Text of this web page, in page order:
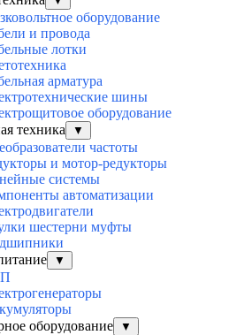
оборудование
и провода
лотки
арматура
шины
оборудование
техника
▼
частоты
и мотор-редукторы
системы
автоматизации
шестерни муфты
▼
оборудование
▼